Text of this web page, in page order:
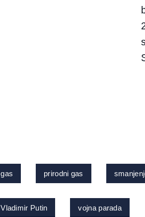
gas prirodni gas
Vladimir Putin vojna parada